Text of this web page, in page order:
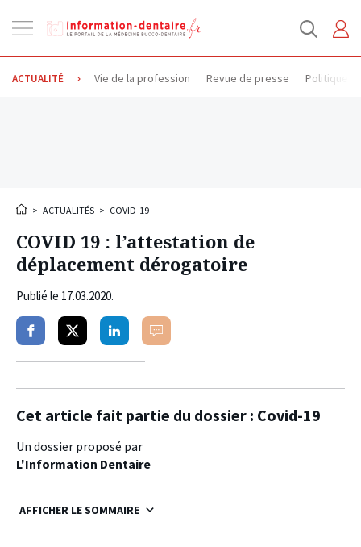
la
navigation
ACTUALITÉ Vie de la profession Revue de presse Politique
> ACTUALITÉS > COVID-19
COVID 19 : l’attestation de
déplacement dérogatoire
Publié le 17.03.2020.
PartagerPartagerPartagerCommenter
Cet article fait partie du dossier : Covid-19
Un dossier proposé par
L'Information Dentaire
AFFICHER LE SOMMAIRE